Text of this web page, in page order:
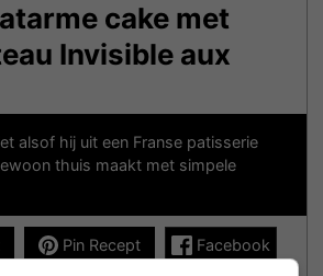
cake met
Invisible aux
alsof hij uit een Franse patisserie
thuis maakt met simpele
Pin Recept Facebook